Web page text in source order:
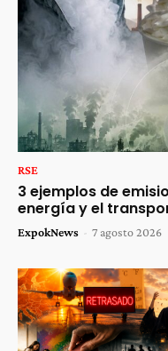
RSE
3 ejemplos de
energía y el
ExpokNews - 7 agosto 2026